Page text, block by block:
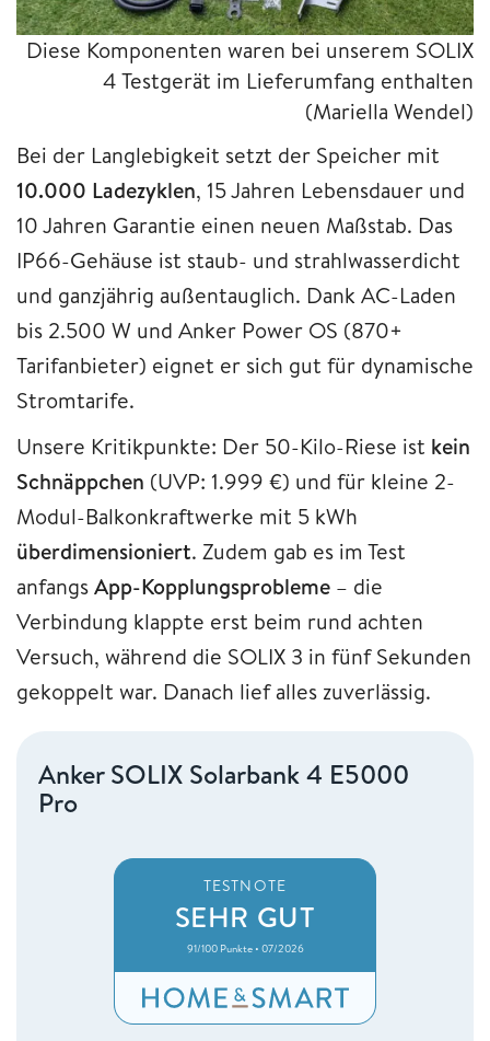
Diese Komponenten waren bei unserem SOLIX
4 Testgerät im Lieferumfang enthalten
(Mariella Wendel)
Bei der Langlebigkeit setzt der Speicher mit
10.000 Ladezyklen, 15 Jahren Lebensdauer und
10 Jahren Garantie einen neuen Maßstab. Das
IP66-Gehäuse ist staub- und strahlwasserdicht
und ganzjährig außentauglich. Dank AC-Laden
bis 2.500 W und Anker Power OS (870+
Tarifanbieter) eignet er sich gut für dynamische
Stromtarife.
Unsere Kritikpunkte: Der 50-Kilo-Riese ist kein
Schnäppchen (UVP: 1.999 €) und für kleine 2-
Modul-Balkonkraftwerke mit 5 kWh
überdimensioniert. Zudem gab es im Test
anfangsApp-Kopplungsprobleme – die
Verbindung klappte erst beim rund achten
Versuch, während die SOLIX 3 in fünf Sekunden
gekoppelt war. Danach lief alles zuverlässig.
Anker SOLIX Solarbank 4 E5000
Pro
TESTNOTE
SEHR GUT
91/100 Punkte • 07/2026